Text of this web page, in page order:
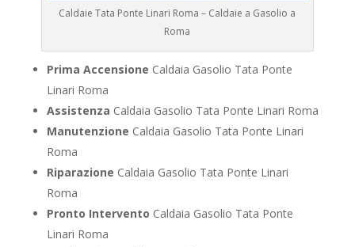
Caldaie Tata Ponte Linari Roma – Caldaie a Gasolio a
Roma
Prima Accensione Caldaia Gasolio Tata Ponte
Linari Roma
Assistenza Caldaia Gasolio Tata Ponte Linari Roma
Manutenzione Caldaia Gasolio Tata Ponte Linari
Roma
Riparazione Caldaia Gasolio Tata Ponte Linari
Roma
Pronto Intervento Caldaia Gasolio Tata Ponte
Linari Roma